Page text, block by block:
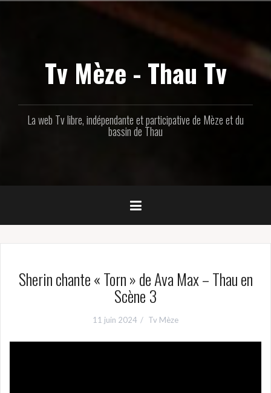
Tv Mèze - Thau Tv
La web Tv libre, indépendante et participative de Mèze et du
bassin de Thau
Sherin chante « Torn » de Ava Max – Thau en
Scène 3
11 juin 2024 Tv Mèze